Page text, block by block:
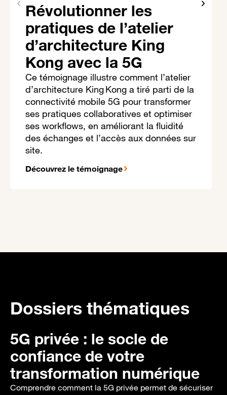
Révolutionner les
pratiques de l’atelier
d’architecture King
Kong avec la 5G
Ce témoignage illustre comment l’atelier
d’architecture King Kong a tiré parti de la
connectivité mobile 5G pour transformer
ses pratiques collaboratives et optimiser
ses workflows, en améliorant la fluidité
des échanges et l’accès aux données sur
site.
Découvrez le témoignage
Dossiers thématiques
5G privée : le socle de
confiance de votre
transformation numérique
Comprendre comment la 5G privée permet de sécuriser